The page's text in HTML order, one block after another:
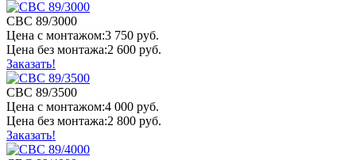
СВС 89/3000
Цена с монтажом:3 750 руб.
Цена без монтажа:2 600 руб.
Заказать!
СВС 89/3500
Цена с монтажом:4 000 руб.
Цена без монтажа:2 800 руб.
Заказать!